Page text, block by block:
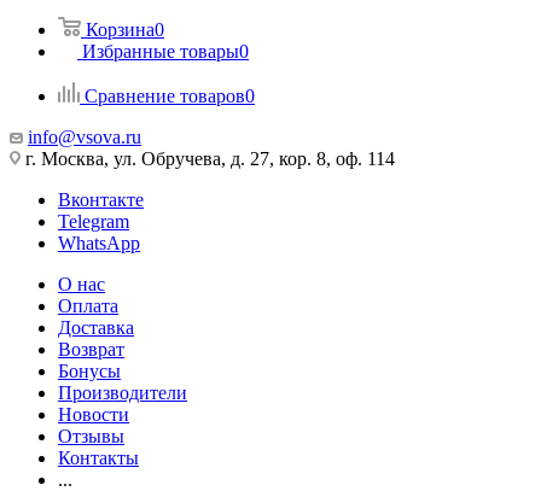
Корзина0
Избранные товары0
Сравнение товаров0
info@vsova.ru
г. Москва, ул. Обручева, д. 27, кор. 8, оф. 114
Вконтакте
Telegram
WhatsApp
О нас
Оплата
Доставка
Возврат
Бонусы
Производители
Новости
Отзывы
Контакты
...